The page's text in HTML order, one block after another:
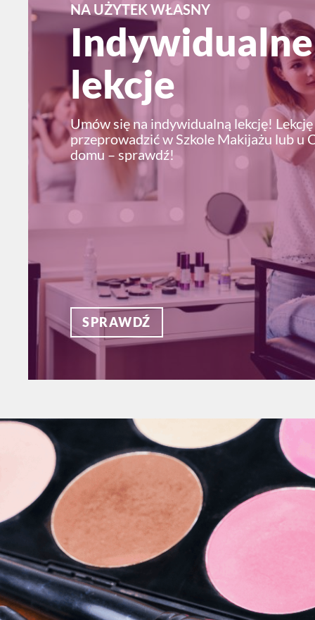
NA UŻYTEK WŁASNY
Indywidualne
lekcje
Umów się na indywidualną lekcję!
przeprowadzić w Szkole Makijażu lub u
domu – sprawdź!
SPRAWDŹ